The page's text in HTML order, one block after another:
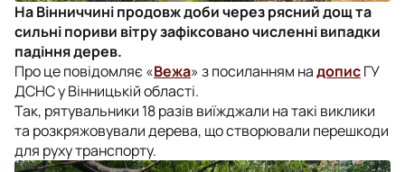
На Вінниччині продовж доби через рясний дощ та
сильні пориви вітру зафіксовано численні випадки
падіння дерев.
Про це повідомляє «Вежа» з посиланням надописГУ
ДСНС у Вінницькій області.
Так, рятувальники 18 разів виїжджали на такі виклики
та розкряжовували дерева, що створювали перешкоди
для руху транспорту.